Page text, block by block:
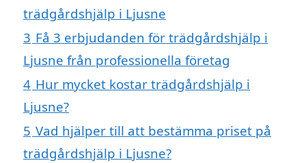
trädgårdshjälp i Ljusne
3 Få 3 erbjudanden för trädgårdshjälp i
Ljusne från professionella företag
4 Hur mycket kostar trädgårdshjälp i
Ljusne?
5 Vad hjälper till att bestämma priset på
trädgårdshjälp i Ljusne?